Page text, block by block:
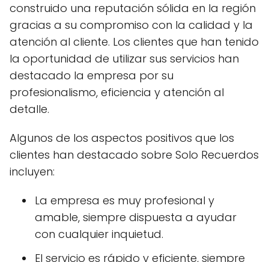
construido una reputación sólida en la región
gracias a su compromiso con la calidad y la
atención al cliente. Los clientes que han tenido
la oportunidad de utilizar sus servicios han
destacado la empresa por su
profesionalismo, eficiencia y atención al
detalle.
Algunos de los aspectos positivos que los
clientes han destacado sobre Solo Recuerdos
incluyen:
La empresa es muy profesional y
amable, siempre dispuesta a ayudar
con cualquier inquietud.
El servicio es rápido y eficiente, siempre